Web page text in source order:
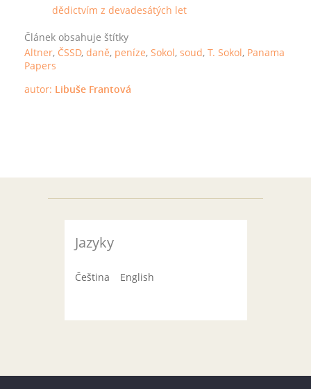
dědictvím z devadesátých let
Článek obsahuje štítky
Altner, ČSSD, daně, peníze, Sokol, soud, T. Sokol, Panama
Papers
autor: Libuše Frantová
Jazyky
Čeština English